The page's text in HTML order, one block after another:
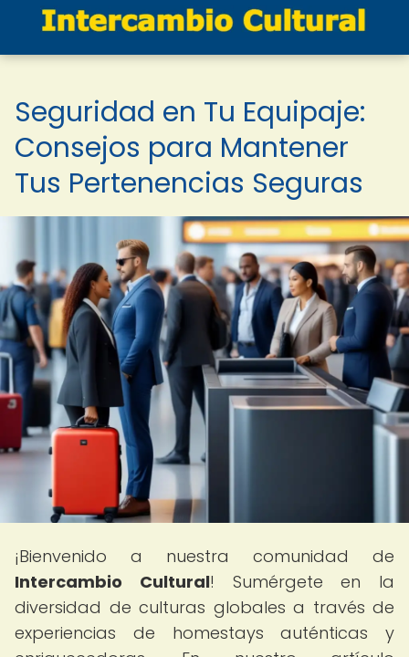
Seguridad en Tu Equipaje:
Consejos para Mantener
Tus Pertenencias Seguras
¡Bienvenido a nuestra comunidad de
Intercambio Cultural! Sumérgete en la
diversidad de culturas globales a través de
experiencias de homestays auténticas y